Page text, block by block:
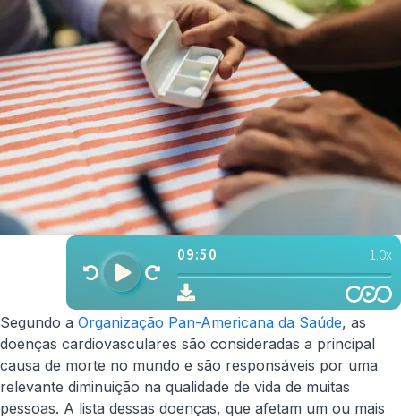
Segundo a Organização Pan-Americana da Saúde, as
doenças cardiovasculares são consideradas a principal
causa de morte no mundo e são responsáveis por uma
relevante diminuição na qualidade de vida de muitas
pessoas. A lista dessas doenças, que afetam um ou mais